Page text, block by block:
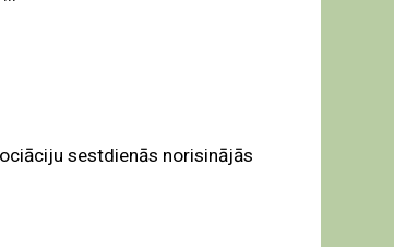
sestdienās norisinājās